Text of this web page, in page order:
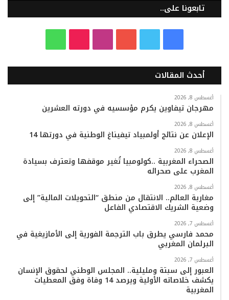
تابعونا على..
س
ك
ي
ت
ب
س
ر
ا
k
T
k
ت
ب
أحدث المقالات
أغسطس 8, 2026
مهرجان تيفاوين يكرم مؤسسيه في دورته العشرين
أغسطس 8, 2026
الإعلان عن نتائج أولمبياد تيفيناغ الوطنية في دورتها 14
أغسطس 8, 2026
الصحراء المغربية ..كولومبيا تُغير موقفها وتعترف بسيادة
المغرب على صحرائه
أغسطس 8, 2026
مغاربة العالم.. الانتقال من منطق “التحويلات المالية” إلى
وضعية الشريك الاقتصادي الفاعل
أغسطس 7, 2026
محمد فارسي يطرق باب الترجمة الفورية إلى الأمازيغية في
البرلمان المغربي
أغسطس 7, 2026
العبور إلى سبتة ومليلية.. المجلس الوطني لحقوق الإنسان
يكشف خلاصاته الأولية ويرصد 14 وفاة وفق المعطيات
المغربية